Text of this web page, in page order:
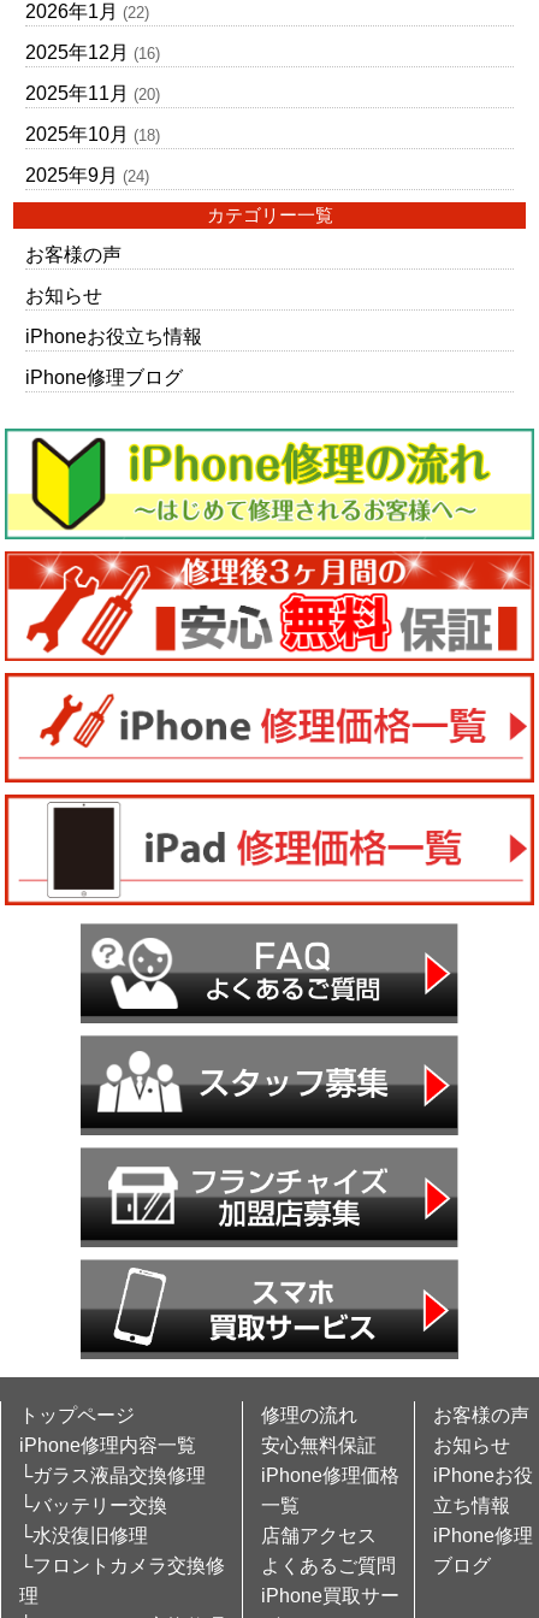
2026年1月 (22)
2025年12月 (16)
2025年11月 (20)
2025年10月 (18)
2025年9月 (24)
カテゴリー一覧
お客様の声
お知らせ
iPhoneお役立ち情報
iPhone修理ブログ
トップページ
iPhone修理内容一覧
└ガラス液晶交換修理
└バッテリー交換
└水没復旧修理
└フロントカメラ交換修
理
修理の流れ
安心無料保証
iPhone修理価格
一覧
店舗アクセス
よくあるご質問
iPhone買取サー
お客様の声
お知らせ
iPhoneお役
立ち情報
iPhone修理
ブログ